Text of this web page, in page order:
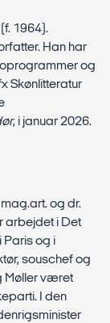
(f. 1964).
Han har
og
Skønlitteratur
, i januar 2026.
mag.art. og dr.
arbejdet i Det
Paris og i
souschef og
Møller været
I den